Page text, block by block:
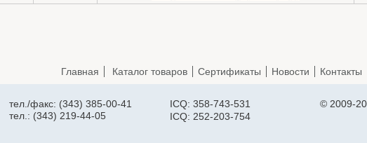
Главная Каталог товаров Сертификаты Новости Контакты
тел./факс: (343) 385-00-41
тел.: (343) 219-44-05
ICQ: 358-743-531
ICQ: 252-203-754
© 2009-